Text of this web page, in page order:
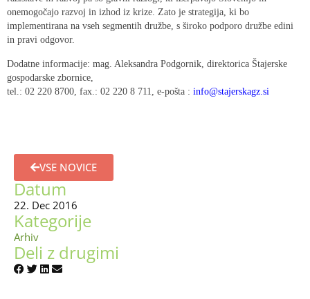
VSE NOVICE
Datum
22. Dec 2016
Kategorije
Arhiv
Deli z drugimi
onemogočajo razvoj in izhod iz krize. Zato je strategija, ki bo
implementirana na vseh segmentih družbe, s široko podporo družbe edini
in pravi odgovor.
Dodatne informacije: mag. Aleksandra Podgornik, direktorica Štajerske
gospodarske zbornice,
tel.: 02 220 8700, fax.: 02 220 8 711, e-pošta : info@stajerskagz.si